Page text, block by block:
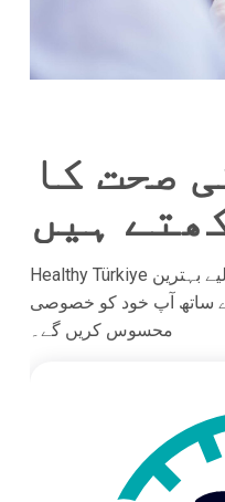
صحت کا
ہیں
Healthy Türkiye آپ کی صحت اور آرام کے لیے بہترین
ساتھ آپ خود کو خصوصی
محسوس کریں گے۔